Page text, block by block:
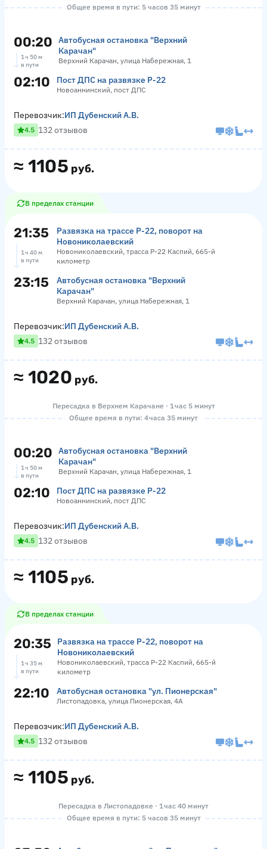
Общее время в пути: 5 часов 35 минут
00:20
Автобусная остановка "Верхний
Карачан"
Верхний Карачан, улица Набережная, 1
1 ч 50 м
в пути
02:10 Пост ДПС на развязке Р-22
Новоаннинский, пост ДПС
≈ 1105 руб.
Перевозчик:ИП Дубенский А.В.
4.5 132 отзывов
В пределах станции
21:35
Развязка на трассе Р-22, поворот на
Новониколаевский
Новониколаевский, трасса Р-22 Каспий, 665-й
километр
1 ч 40 м
в пути
23:15
Автобусная остановка "Верхний
Карачан"
Верхний Карачан, улица Набережная, 1
≈ 1020 руб.
Перевозчик:ИП Дубенский А.В.
4.5 132 отзывов
Пересадка в Верхнем Карачане · 1 час 5 минут
Общее время в пути: 4 часа 35 минут
00:20
Автобусная остановка "Верхний
Карачан"
Верхний Карачан, улица Набережная, 1
1 ч 50 м
в пути
02:10 Пост ДПС на развязке Р-22
Новоаннинский, пост ДПС
≈ 1105 руб.
Перевозчик:ИП Дубенский А.В.
4.5 132 отзывов
В пределах станции
20:35
Развязка на трассе Р-22, поворот на
Новониколаевский
Новониколаевский, трасса Р-22 Каспий, 665-й
километр
1 ч 35 м
в пути
22:10 Автобусная остановка "ул. Пионерская"
Листопадовка, улица Пионерская, 4А
≈ 1105 руб.
Перевозчик:ИП Дубенский А.В.
4.5 132 отзывов
Пересадка в Листопадовке · 1 час 40 минут
Общее время в пути: 5 часов 35 минут